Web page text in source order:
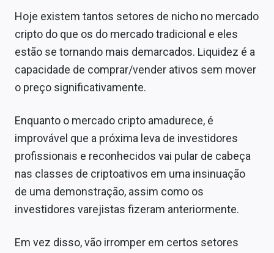
Hoje existem tantos setores de nicho no mercado
cripto do que os do mercado tradicional e eles
estão se tornando mais demarcados. Liquidez é a
capacidade de comprar/vender ativos sem mover
o preço significativamente.
Enquanto o mercado cripto amadurece, é
improvável que a próxima leva de investidores
profissionais e reconhecidos vai pular de cabeça
nas classes de criptoativos em uma insinuação
de uma demonstração, assim como os
investidores varejistas fizeram anteriormente.
Em vez disso, vão irromper em certos setores